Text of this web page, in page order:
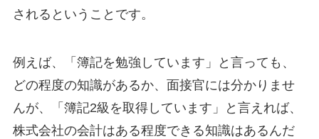
されるということです。
例えば、「簿記を勉強しています」と言っても、
どの程度の知識があるか、面接官には分かりませ
んが、「簿記2級を取得しています」と言えれば、
株式会社の会計はある程度できる知識はあるんだ